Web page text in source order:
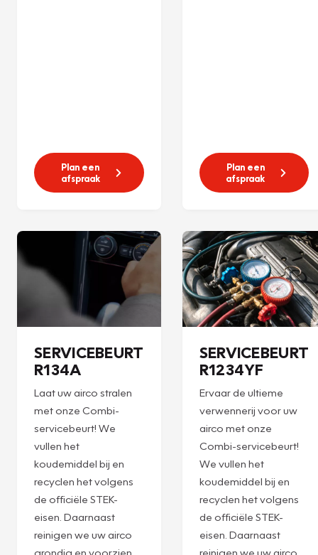
Plan een
afspraak
Plan een
afspraak
SERVICEBEURT SERVICEBEURT